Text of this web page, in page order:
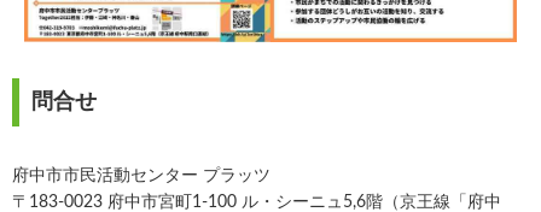
問合せ
府中市市民活動センター プラッツ
〒183-0023 府中市宮町1-100 ル・シーニュ5,6階（京王線「府中